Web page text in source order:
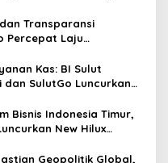
Transparansi
Percepat Laju
Kas: BI Sulut
dan SulutGo Luncurkan
Bisnis Indonesia Timur,
New Hilux
Geopolitik Global,